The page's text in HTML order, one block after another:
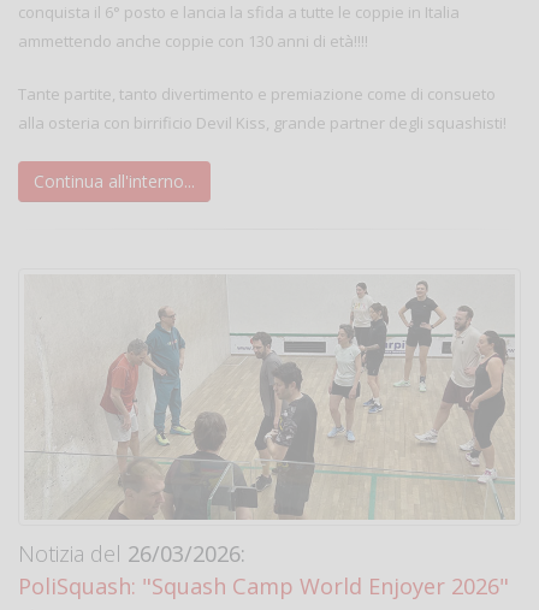
conquista il 6° posto e lancia la sfida a tutte le coppie in Italia
ammettendo anche coppie con 130 anni di età!!!!
Tante partite, tanto divertimento e premiazione come di consueto
alla osteria con birrificio Devil Kiss, grande partner degli squashisti!
Continua all'interno...
Notizia del 26/03/2026:
PoliSquash: "Squash Camp World Enjoyer 2026"